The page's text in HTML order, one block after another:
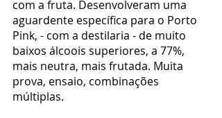
com a fruta. Desenvolveram uma
aguardente específica para o Porto
Pink, - com a destilaria - de muito
baixos álcoois superiores, a 77%,
mais neutra, mais frutada. Muita
prova, ensaio, combinações
múltiplas.